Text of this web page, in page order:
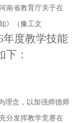
南省教育厅关于在
》（豫工文
年度教学技能
：
理念，以加强师德师
分发挥教学竞赛在